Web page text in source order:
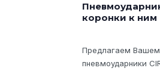
коронки к ним
Предлагаем
пневмоударники